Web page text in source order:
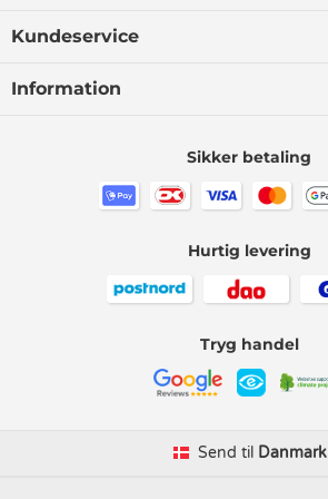
Kundeservice
Information
Send til Danmark
Sikker betaling
Hurtig levering
Tryg handel